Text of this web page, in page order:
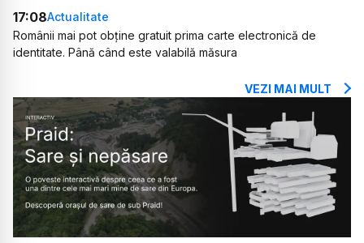
17:08Actualitate
Românii mai pot obține gratuit prima carte electronică de
identitate. Până când este valabilă măsura
VEZI MAI MULT